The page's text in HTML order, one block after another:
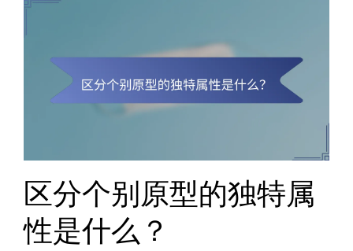
区分个别原型的独特属
性是什么？